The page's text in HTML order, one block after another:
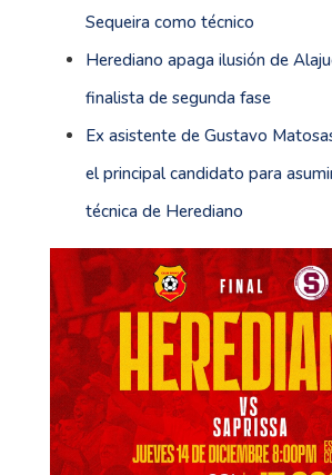
Sequeira como técnico
Herediano apaga ilusión de
finalista de segunda fase
Ex asistente de Gustavo
el principal candidato para
técnica de Herediano